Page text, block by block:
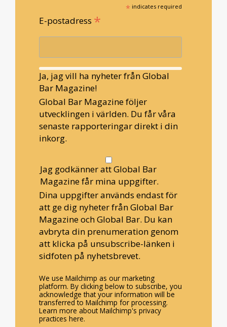
* indicates required
E-postadress *
Ja, jag vill ha nyheter från Global
Bar Magazine!
Global Bar Magazine följer
utvecklingen i världen. Du får våra
senaste rapporteringar direkt i din
inkorg.
Jag godkänner att Global Bar
Magazine får mina uppgifter.
Dina uppgifter används endast för
att ge dig nyheter från Global Bar
Magazine och Global Bar. Du kan
avbryta din prenumeration genom
att klicka på unsubscribe-länken i
sidfoten på nyhetsbrevet.
We use Mailchimp as our marketing
platform. By clicking below to subscribe, you
acknowledge that your information will be
transferred to Mailchimp for processing.
Learn more about Mailchimp's privacy
practices here.